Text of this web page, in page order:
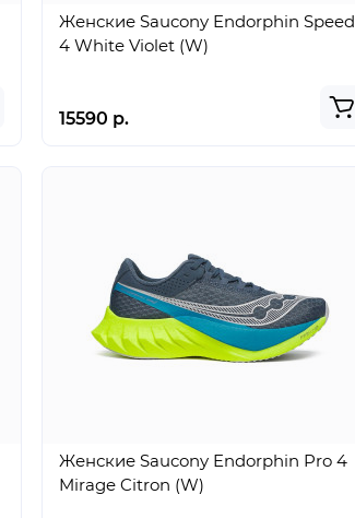
Женские Saucony Endorphin Speed
4 White Violet (W)
15590 р.
Женские Saucony Endorphin Pro 4
Mirage Citron (W)